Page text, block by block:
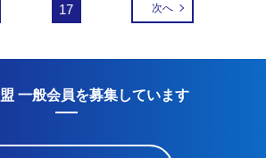
17 次へ
一般会員を募集しています